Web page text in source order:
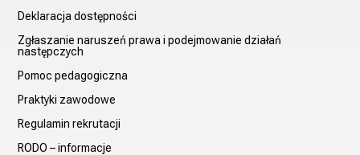
Deklaracja dostępności
Zgłaszanie naruszeń prawa i podejmowanie działań
następczych
Pomoc pedagogiczna
Praktyki zawodowe
Regulamin rekrutacji
RODO – informacje